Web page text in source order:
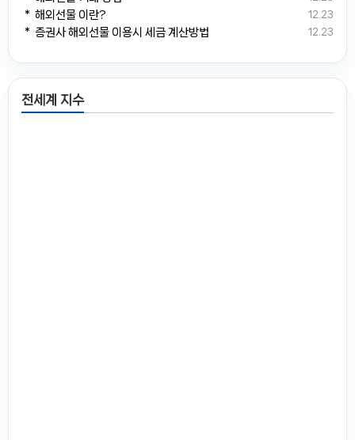
12.23
＊ 해외선물 이란?
12.23
＊ 증권사 해외선물 이용시 세금 계산방법
전세계 지수